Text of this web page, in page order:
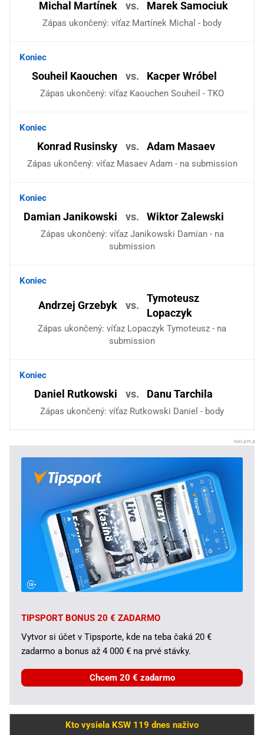
Michal Martínek vs. Marek Samociuk
Zápas ukončený: víťaz Martínek Michal - body
Koniec
Souheil Kaouchen vs. Kacper Wróbel
Zápas ukončený: víťaz Kaouchen Souheil - TKO
Koniec
Konrad Rusinsky vs. Adam Masaev
Zápas ukončený: víťaz Masaev Adam - na submission
Koniec
Damian Janikowski vs. Wiktor Zalewski
Zápas ukončený: víťaz Janikowski Damian - na
submission
Koniec
Andrzej Grzebyk vs.
Tymoteusz
Lopaczyk
Zápas ukončený: víťaz Lopaczyk Tymoteusz - na
submission
Koniec
Daniel Rutkowski vs. Danu Tarchila
Zápas ukončený: víťaz Rutkowski Daniel - body
TIPSPORT BONUS 20 € ZADARMO
Vytvor si účet v Tipsporte, kde na teba čaká 20 €
zadarmo a bonus až 4 000 € na prvé stávky.
Chcem 20 € zadarmo
Kto vysiela KSW 119 dnes naživo